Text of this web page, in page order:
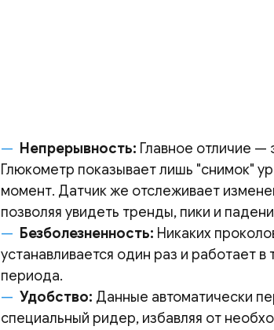
Непрерывность: Главное отличие —
Глюкометр показывает лишь "снимок"
момент. Датчик же отслеживает
позволяя увидеть тренды, пики и
Безболезненность: Никаких
устанавливается один раз и работает
периода.
Удобство: Данные автоматически
специальный ридер, избавляя от